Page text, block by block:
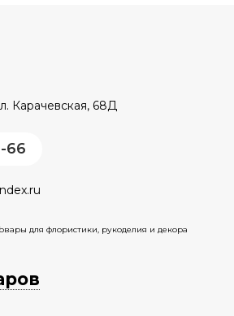
Карачевская, 68Д
66
для флористики, рукоделия и декора